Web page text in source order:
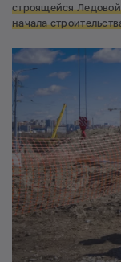
строящейся
начала